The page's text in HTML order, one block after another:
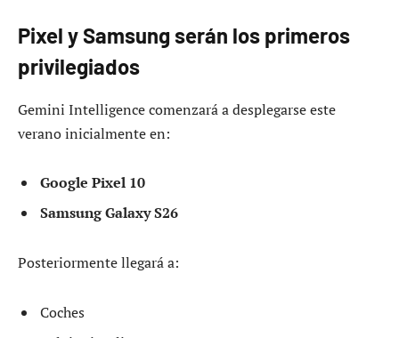
Pixel y Samsung serán los primeros
privilegiados
Gemini Intelligence comenzará a desplegarse este
verano inicialmente en:
Google Pixel 10
Samsung Galaxy S26
Posteriormente llegará a:
Coches